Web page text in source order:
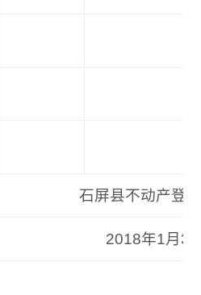
石屏县不动产登记
2018年1月30